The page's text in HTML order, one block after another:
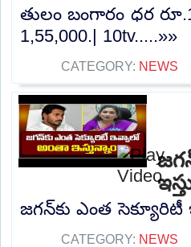
తులం బంగారం ధర
1,55,000.| 10tv.....»»
CATEGORY: NEWS
జగన్‌కు ఎంత
CATEGORY: NEWS